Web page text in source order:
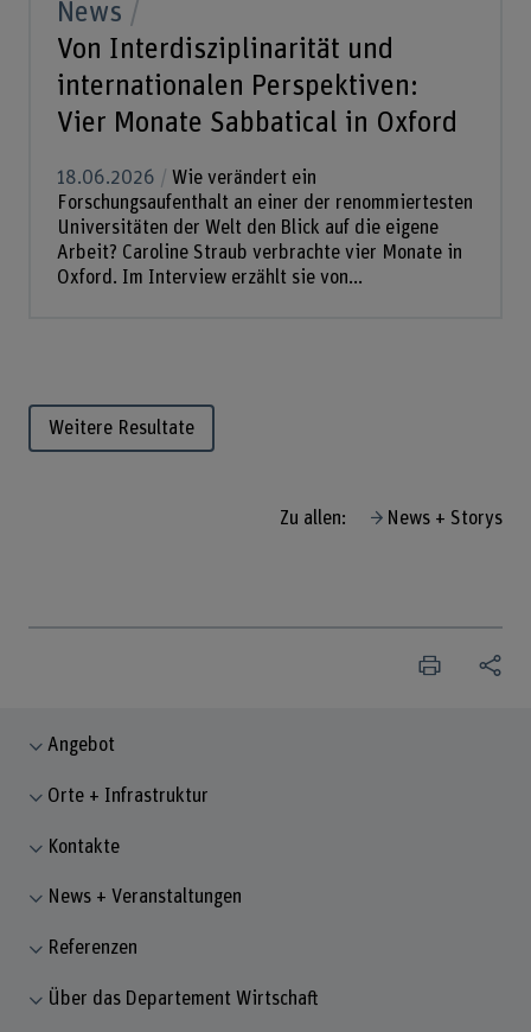
News
Von Interdisziplinarität und
internationalen Perspektiven:
Vier Monate Sabbatical in Oxford
18.06.2026
Wie verändert ein
Forschungsaufenthalt an einer der renommiertesten
Universitäten der Welt den Blick auf die eigene
Arbeit? Caroline Straub verbrachte vier Monate in
Oxford. Im Interview erzählt sie von...
Weitere Resultate
Zu allen: News + Storys
Angebot
Orte + Infrastruktur
Kontakte
News + Veranstaltungen
Referenzen
Über das Departement Wirtschaft